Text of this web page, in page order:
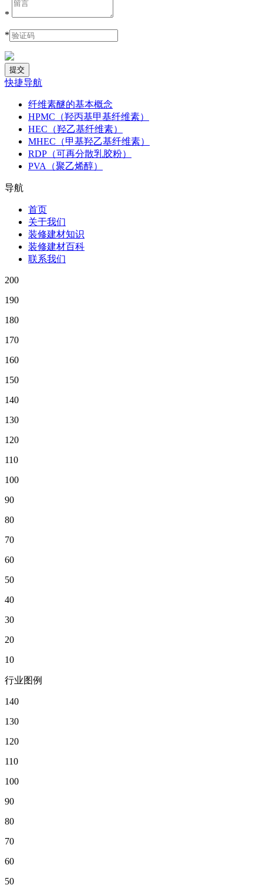
*
*
快捷导航
纤维素醚的基本概念
HPMC（羟丙基甲基纤维素）
HEC（羟乙基纤维素）
MHEC（甲基羟乙基纤维素）
RDP（可再分散乳胶粉）
PVA（聚乙烯醇）
导航
首页
关于我们
装修建材知识
装修建材百科
联系我们
200
190
180
170
160
150
140
130
120
110
100
90
80
70
60
50
40
30
20
10
行业图例
140
130
120
110
100
90
80
70
60
50